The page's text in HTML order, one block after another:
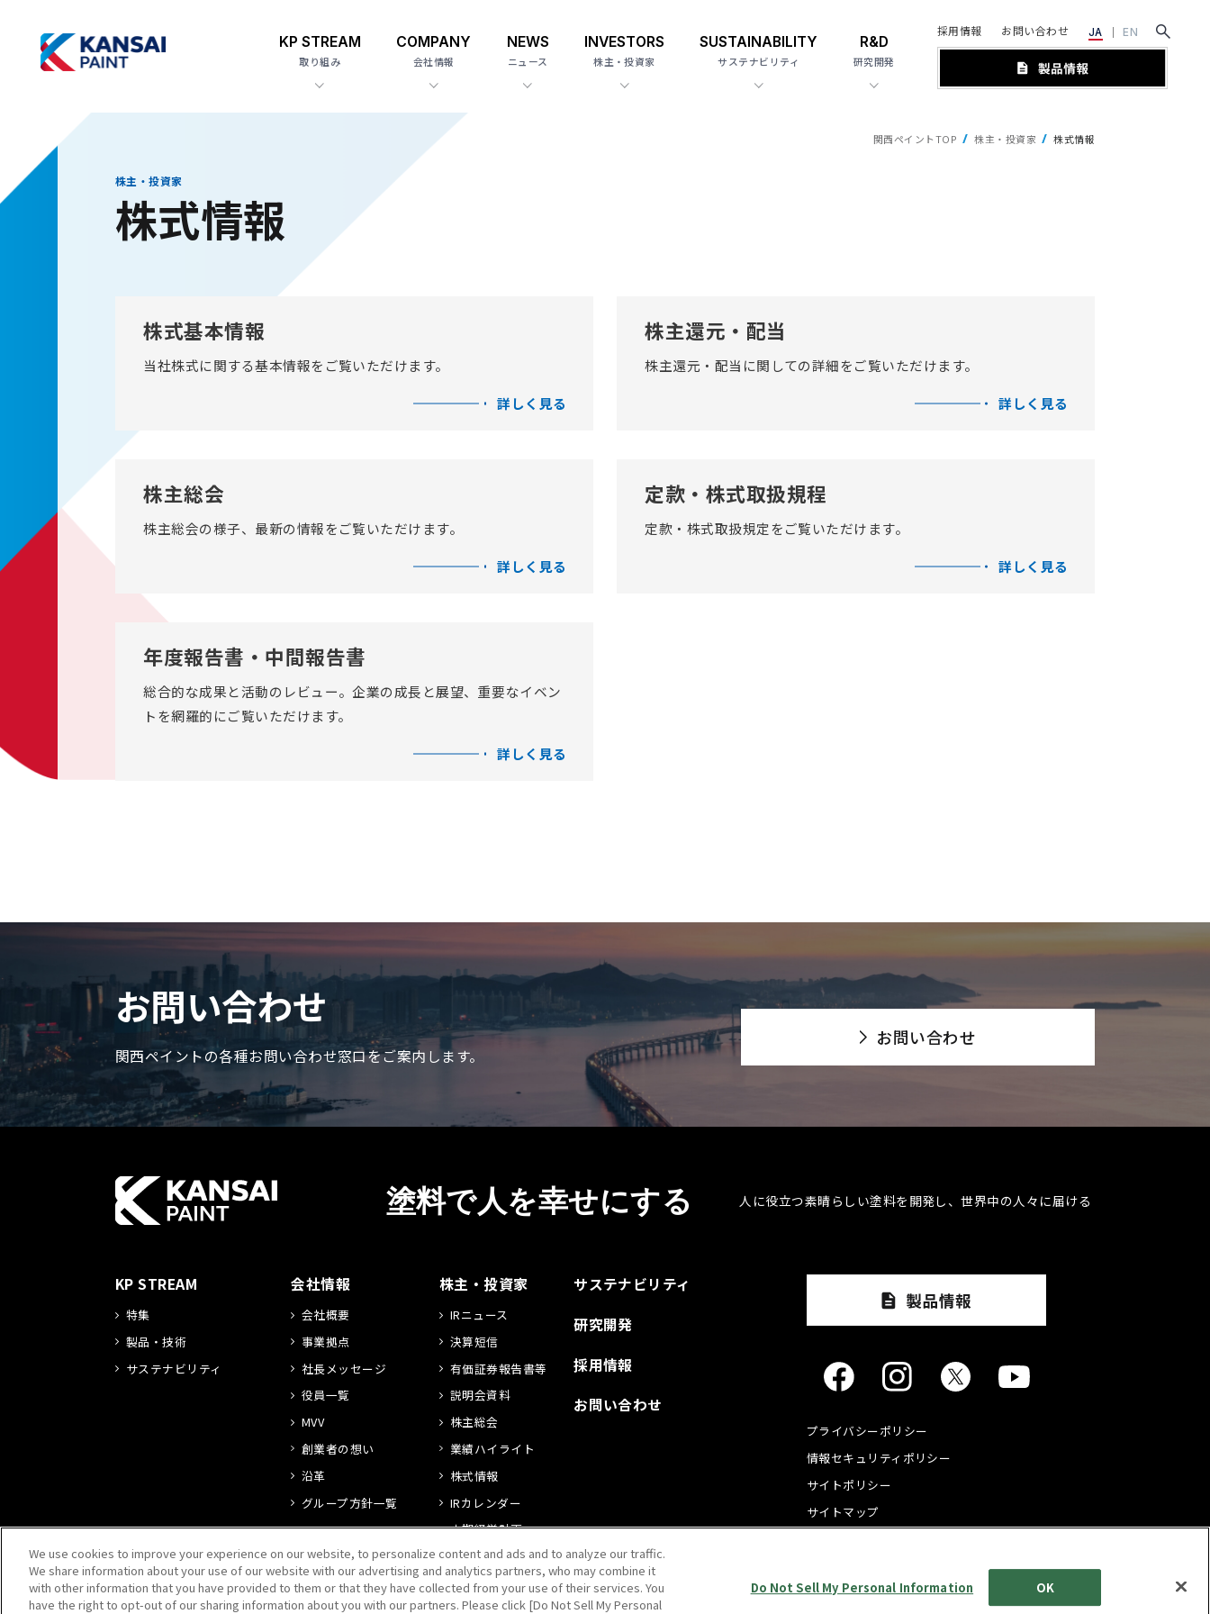
KP STREAM
取り組み
COMPANY
会社情報
NEWS
ニュース
INVESTORS
株主・投資家
SUSTAINABILITY
サステナビリティ
R&D
研究開発
採用情報 お問い合わせ JA EN
株主・投資家
株式情報
株式基本情報
当社株式に関する基本情報をご覧いただけます。
詳しく見る
株主還元・配当
株主還元・配当に関しての詳細をご覧いただけます。
詳しく見る
株主総会
株主総会の様子、最新の情報をご覧いただけます。
詳しく見る
定款・株式取扱規程​
定款・株式取扱規定をご覧いただけます。
詳しく見る
年度報告書・中間報告書
総合的な成果と活動のレビュー。企業の成長と展望、重要なイベン
トを網羅的にご覧いただけます。
詳しく見る
関西ペイントTOP 株主・投資家 株式情報
お問い合わせ
関西ペイントの各種お問い合わせ窓口をご案内します。
お問い合わせ
塗料で人を幸せにする 人に役立つ素晴らしい塗料を開発し、世界中の人々に届ける​
KP STREAM
特集
製品・技術
サステナビリティ
会社情報
会社概要
事業拠点
社長メッセージ
役員一覧
MVV
創業者の想い
沿革
グループ方針一覧
株主・投資家
IRニュース
決算短信
有価証券報告書等
説明会資料
株主総会
業績ハイライト
株式情報
IRカレンダー
中期経営計画
電子公告
サステナビリティ
研究開発
採用情報
お問い合わせ
プライバシーポリシー
情報セキュリティポリシー
サイトポリシー
サイトマップ
We use cookies to improve your experience on our website, to personalize content and ads and to analyze our traffic.
We share information about your use of our website with our advertising and analytics partners, who may combine it
with other information that you have provided to them or that they have collected from your use of their services. You
have the right to opt-out of our sharing information about you with our partners. Please click [Do Not Sell My Personal
Do Not Sell My Personal Information OK